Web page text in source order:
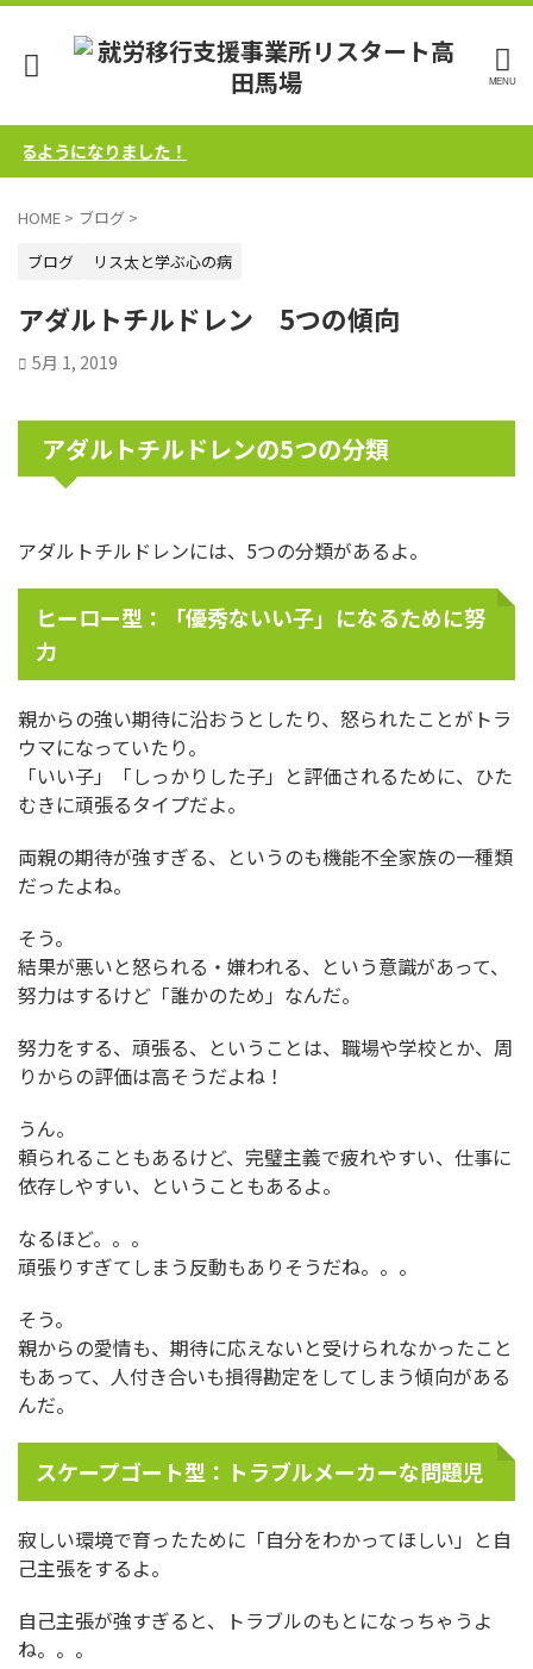
うになりました！
HOME > ブログ >
ブログ
リス太と学ぶ心の病
アダルトチルドレン 5つの傾向
5月 1, 2019
アダルトチルドレンの5つの分類
アダルトチルドレンには、5つの分類があるよ。
ヒーロー型：「優秀ないい子」になるために努
力
親からの強い期待に沿おうとしたり、怒られたことがトラ
ウマになっていたり。
「いい子」「しっかりした子」と評価されるために、ひた
むきに頑張るタイプだよ。
両親の期待が強すぎる、というのも機能不全家族の一種類
だったよね。
そう。
結果が悪いと怒られる・嫌われる、という意識があって、
努力はするけど「誰かのため」なんだ。
努力をする、頑張る、ということは、職場や学校とか、周
りからの評価は高そうだよね！
うん。
頼られることもあるけど、完璧主義で疲れやすい、仕事に
依存しやすい、ということもあるよ。
なるほど。。。
頑張りすぎてしまう反動もありそうだね。。。
そう。
親からの愛情も、期待に応えないと受けられなかったこと
もあって、人付き合いも損得勘定をしてしまう傾向がある
んだ。
スケープゴート型：トラブルメーカーな問題児
寂しい環境で育ったために「自分をわかってほしい」と自
己主張をするよ。
自己主張が強すぎると、トラブルのもとになっちゃうよ
ね。。。